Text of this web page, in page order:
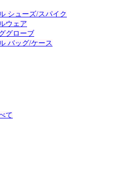
シューズ/スパイク
ウェア
グローブ
バッグ/ケース
て